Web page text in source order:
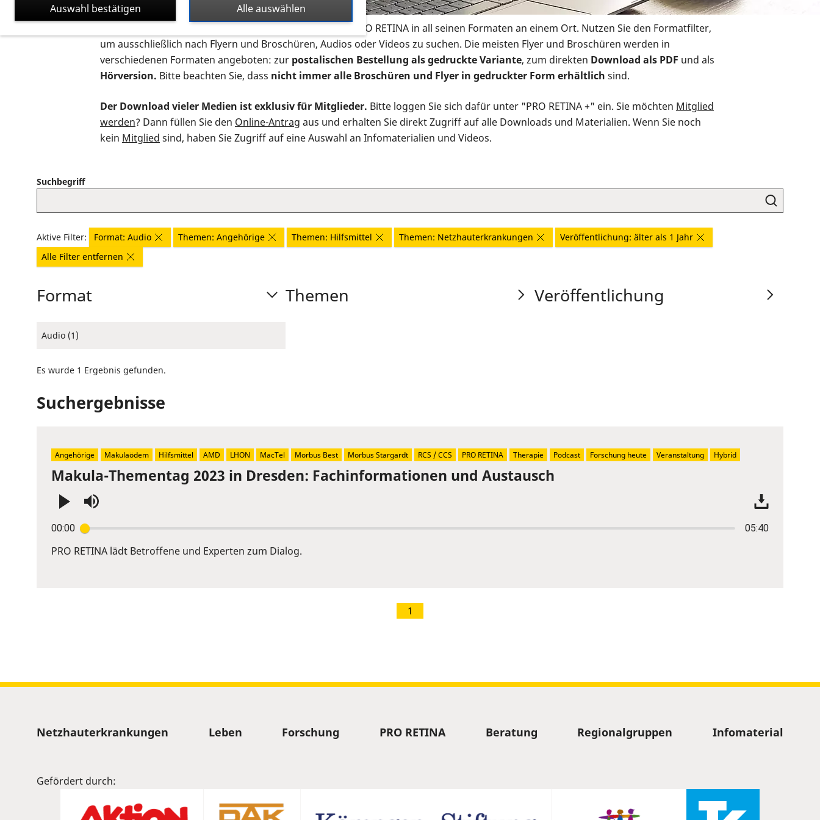
Auf dieser Seite finden Sie sämtliches Infomaterial der PRO RETINA in all seinen Formaten an einem Ort. Nutzen Sie den Formatfilter,
um ausschließlich nach Flyern und Broschüren, Audios oder Videos zu suchen. Die meisten Flyer und Broschüren werden in
verschiedenen Formaten angeboten: zur postalischen Bestellung als gedruckte Variante, zum direkten Download als PDF und als
Hörversion. Bitte beachten Sie, dass nicht immer alle Broschüren und Flyer in gedruckter Form erhältlich sind.
Der Download vieler Medien ist exklusiv für Mitglieder. Bitte loggen Sie sich dafür unter "PRO RETINA +" ein. Sie möchten Mitglied
werden? Dann füllen Sie den Online-Antrag aus und erhalten Sie direkt Zugriff auf alle Downloads und Materialien. Wenn Sie noch
kein Mitglied sind, haben Sie Zugriff auf eine Auswahl an Infomaterialien und Videos.
Suchbegriff
Aktive Filter: Format: Audio Themen: Angehörige Themen: Hilfsmittel Themen: Netzhauterkrankungen
Veröffentlichung: älter als 1 Jahr
Alle Filter entfernen
Format
Audio (1)
Themen Veröffentlichung
Es wurde 1 Ergebnis gefunden.
Suchergebnisse
Makula-Thementag 2023 in Dresden: Fachinformationen und Austausch
00:00 05:40
Enter
or
PRO RETINA lädt Betroffene und Experten zum Dialog.
Angehörige Makulaödem Hilfsmittel AMD LHON MacTel Morbus Best Morbus Stargardt RCS / CCS PRO RETINA Therapie Podcast Forschung heute Veranstaltung Hybrid
1
Sitemap
Netzhauterkrankungen Leben Forschung PRO RETINA Beratung Regionalgruppen Infomaterial
Gefördert durch:
Alle auswählen
Auswahl bestätigen